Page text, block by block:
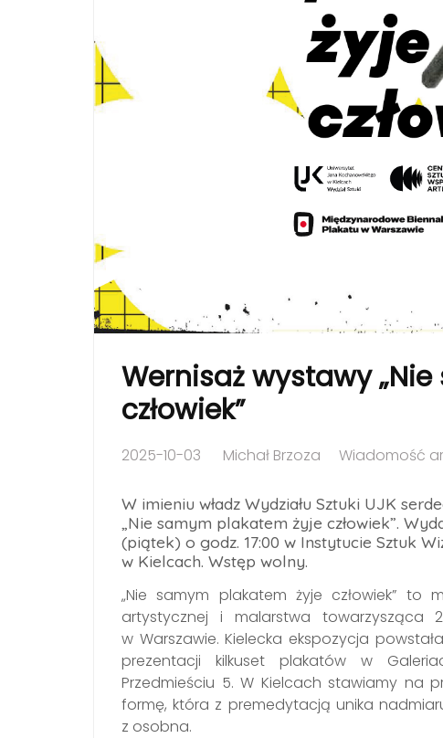
Wernisaż wystawy
człowiek”
2025-10-03 Michał Brzoza Wiadomość
W imieniu władz Wydziału Sztuki UJK
„Nie samym plakatem żyje człowiek”.
(piątek) o godz. 17:00 w Instytucie Sztuk
w Kielcach. Wstęp wolny.
„Nie samym plakatem żyje człowiek” to
artystycznej i malarstwa towarzysząca
w Warszawie. Kielecka ekspozycja
prezentacji kilkuset plakatów w
Przedmieściu 5. W Kielcach stawiamy na
formę, która z premedytacją unika
z osobna.